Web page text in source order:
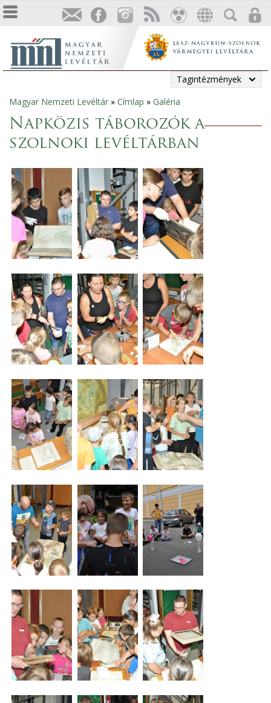
Tagintézmények
Jelenlegi
hely
Magyar Nemzeti Levéltár » Címlap » Galéria
Napközis táborozók a
szolnoki levéltárban